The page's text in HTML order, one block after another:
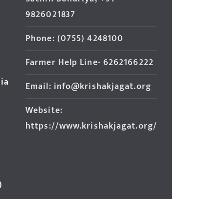
9826021837
Phone: (0755) 4248100
Farmer Help Line- 6262166222
Email: info@krishakjagat.org
Website:
https://www.krishakjagat.org/